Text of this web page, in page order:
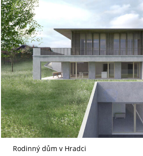
Rodinný dům v Hradci